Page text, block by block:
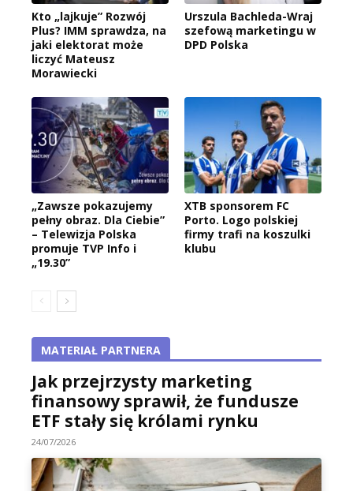
Kto „lajkuje” Rozwój
Plus? IMM sprawdza, na
jaki elektorat może
liczyć Mateusz
Morawiecki
Urszula Bachleda-Wraj
szefową marketingu w
DPD Polska
„Zawsze pokazujemy
pełny obraz. Dla Ciebie”
– Telewizja Polska
promuje TVP Info i
„19.30”
XTB sponsorem FC
Porto. Logo polskiej
firmy trafi na koszulki
klubu
MATERIAŁ PARTNERA
Jak przejrzysty marketing
finansowy sprawił, że fundusze
ETF stały się królami rynku
24/07/2026